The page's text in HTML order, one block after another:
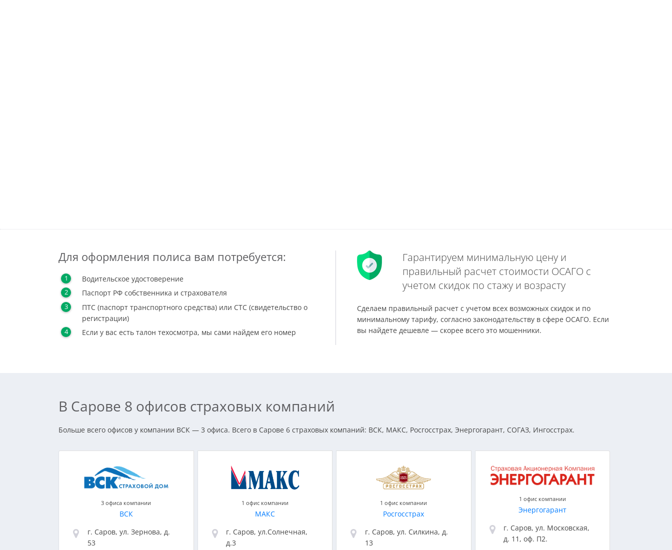
Для оформления полиса вам потребуется:
Водительское удостоверение
Паспорт РФ собственника и страхователя
ПТС (паспорт транспортного средства) или СТС (свидетельство о
регистрации)
Если у вас есть талон техосмотра, мы сами найдем его номер
Гарантируем минимальную цену и
правильный расчет стоимости ОСАГО с
учетом скидок по стажу и возрасту
Сделаем правильный расчет с учетом всех возможных скидок и по
минимальному тарифу, согласно законодательству в сфере ОСАГО. Если
вы найдете дешевле — скорее всего это мошенники.
В Сарове 8 офисов страховых компаний
Больше всего офисов у компании ВСК — 3 офиса. Всего в Сарове 6 страховых компаний: ВСК, МАКС, Росгосстрах, Энергогарант, СОГАЗ, Ингосстрах.
3 офиса компании
ВСК
г. Саров, ул. Зернова, д.
53
1 офис компании
МАКС
г. Саров, ул.Солнечная,
д.3
1 офис компании
Росгосстрах
г. Саров, ул. Силкина, д.
13
1 офис компании
Энергогарант
г. Саров, ул. Московская,
д. 11, оф. П2.